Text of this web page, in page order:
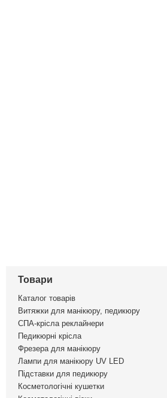
Товари
Каталог товарів
Витяжки для манікюру, педикюру
СПА-крісла реклайнери
Педикюрні крісла
Фрезера для манікюру
Лампи для манікюру UV LED
Підставки для педикюру
Косметологічні кушетки